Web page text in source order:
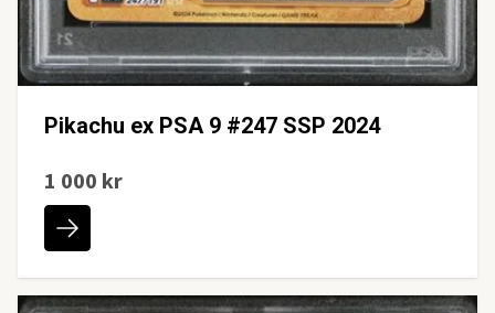
Pikachu ex PSA 9 #247 SSP 2024
1 000 kr